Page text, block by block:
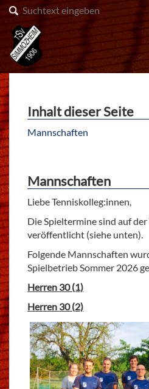
Inhalt dieser Seite
Mannschaften
Mannschaften
Liebe Tenniskolleg:innen,
Die Spieltermine sind auf
veröffentlicht (siehe unten).
Folgende Mannschaften
Spielbetrieb Sommer 2026
Herren 30 (1)
Herren 30 (2)